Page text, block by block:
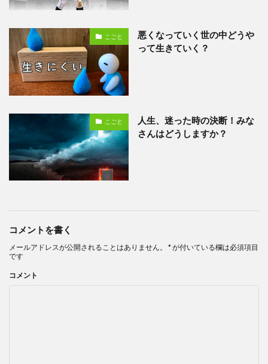
こごと
悪くなっていく世の中どうや
って生きていく？
こごと
人生、迷った時の決断！みな
さんはどうしますか？
コメントを書く
メールアドレスが公開されることはありません。 *が付いている欄は必須項目
です
コメント